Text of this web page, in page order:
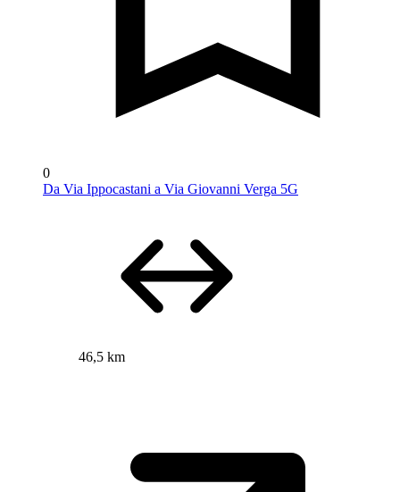
0
Da Via Ippocastani a Via Giovanni Verga 5G
46,5 km